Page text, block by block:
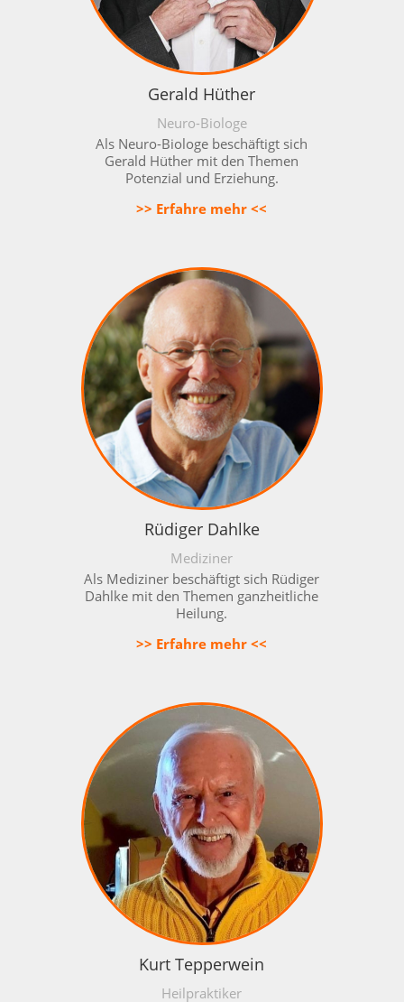
Gerald Hüther
Neuro-Biologe
Als Neuro-Biologe beschäftigt sich
Gerald Hüther mit den Themen
Potenzial und Erziehung.
>> Erfahre mehr <<
Rüdiger Dahlke
Mediziner
Als Mediziner beschäftigt sich Rüdiger
Dahlke mit den Themen ganzheitliche
Heilung.
>> Erfahre mehr <<
Kurt Tepperwein
Heilpraktiker